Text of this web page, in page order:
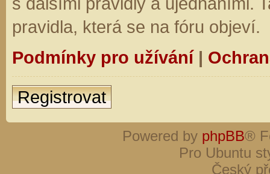
pravidla, která se na fóru objeví.
Podmínky pro užívání|
Registrovat
Powered by phpBB®
Pro Ubuntu
Český